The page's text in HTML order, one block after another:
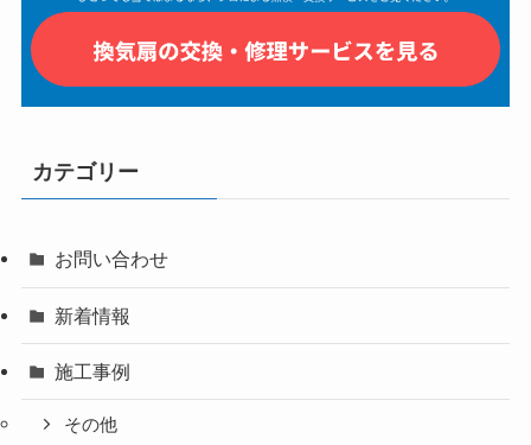
カテゴリー
お問い合わせ
新着情報
施工事例
その他